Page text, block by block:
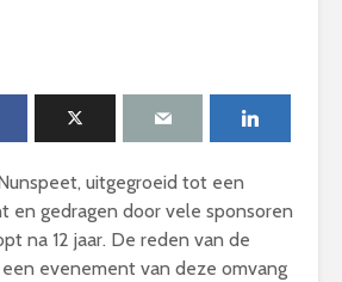
uitgegroeid tot een
en gedragen door vele sponsoren
na 12 jaar. De reden van de
een evenement van deze omvang